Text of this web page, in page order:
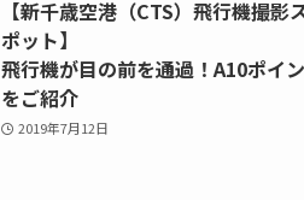
【新千歳空港（CTS）飛行機撮影
ポット】
飛行機が目の前を通過！A10ポイ
をご紹介
2019年7月12日